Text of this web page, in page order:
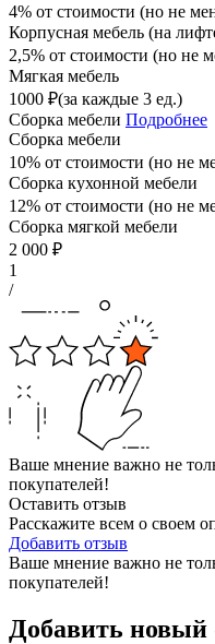
4% от стоимости (но не
Корпусная мебель (на
2,5% от стоимости (но не
Мягкая мебель
1000 ₽(за каждые 3 ед.)
Сборка мебели Подробнее
Сборка мебели
10% от стоимости (но не
Сборка кухонной мебели
12% от стоимости (но не
Сборка мягкой мебели
2 000 ₽
1
/
Ваше мнение важно не
покупателей!
Оставить отзыв
Расскажите всем о своем
Добавить отзыв
Ваше мнение важно не
покупателей!
Добавить новый